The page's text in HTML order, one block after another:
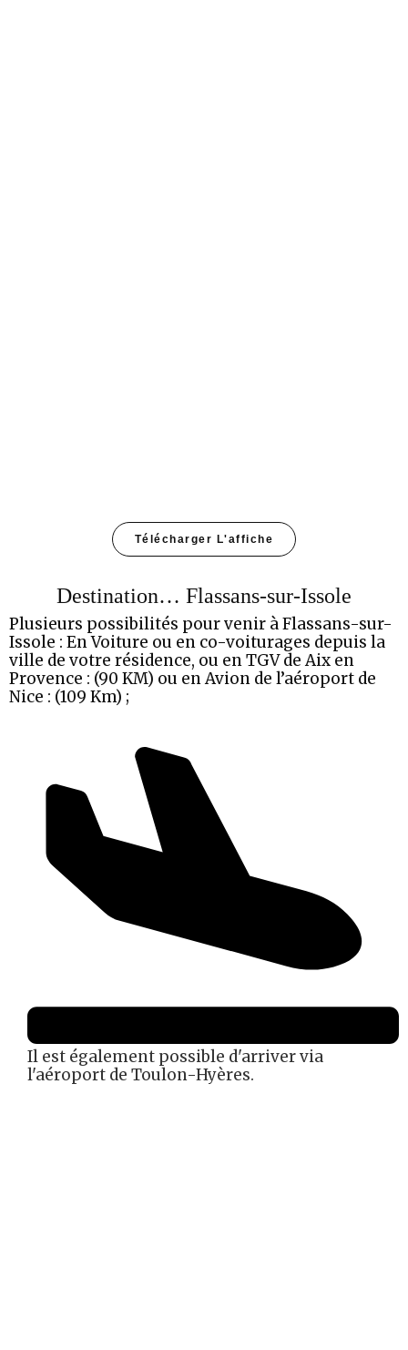
Télécharger L'affiche
Destination… Flassans-sur-Issole
Plusieurs possibilités pour venir à Flassans-sur-
Issole : En Voiture ou en co-voiturages depuis la
ville de votre résidence, ou en TGV de Aix en
Provence : (90 KM) ou en Avion de l’aéroport de
Nice : (109 Km) ;
Il est également possible d'arriver via
l'aéroport de Toulon-Hyères.